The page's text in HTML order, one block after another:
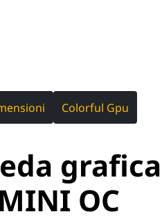
Colorful Gpu
grafica
OC